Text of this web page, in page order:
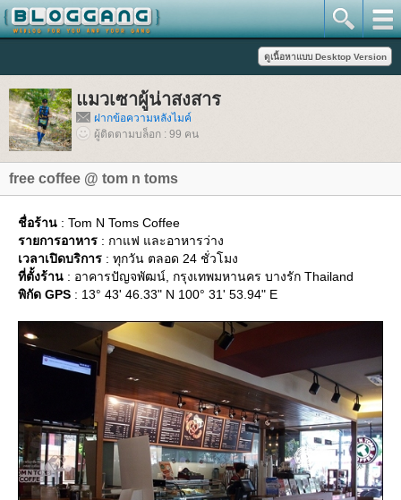
มวเซาผู้น่าสงสาร
ฝากข้อความหลังไมค์
ผู้ติดตามบล็อก : 99 คน
free coffee @ tom n toms
ชื่อร้าน : Tom N Toms Coffee
รายการอาหาร : กาแฟ และอาหารว่าง
เวลาเปิดบริการ : ทุกวัน ตลอด 24 ชั่วโมง
ที่ตั้งร้าน : อาคารปัญจพัฒน์, กรุงเทพมหานคร บางรัก Thailand
พิกัด GPS : 13° 43' 46.33" N 100° 31' 53.94" E